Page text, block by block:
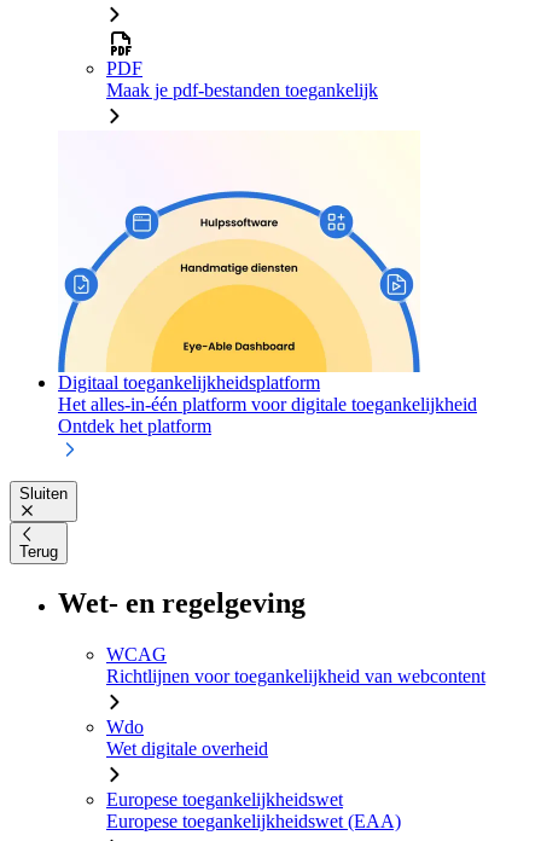
PDF
Maak je pdf-bestanden toegankelijk
Digitaal toegankelijkheidsplatform
Het alles-in-één platform voor digitale toegankelijkheid
Ontdek het platform
Sluiten
Terug
Wet- en regelgeving
WCAG
Richtlijnen voor toegankelijkheid van webcontent
Wdo
Wet digitale overheid
Europese toegankelijkheidswet
Europese toegankelijkheidswet (EAA)